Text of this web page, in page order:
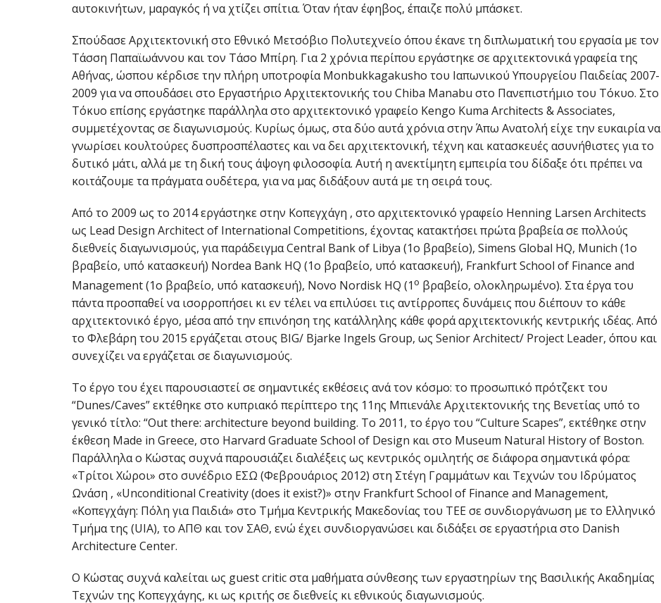
αυτοκινήτων, μαραγκός ή να χτίζει σπίτια. Όταν ήταν έφηβος, έπαιζε πολύ μπάσκετ.
Σπούδασε Αρχιτεκτονική στο Εθνικό Μετσόβιο Πολυτεχνείο όπου έκανε τη διπλωματική του εργασία με τον
Τάσση Παπαϊωάννου και τον Τάσο Μπίρη. Για 2 χρόνια περίπου εργάστηκε σε αρχιτεκτονικά γραφεία της
Αθήνας, ώσπου κέρδισε την πλήρη υποτροφία Μonbukkagakushο του Ιαπωνικού Υπουργείου Παιδείας 2007-
2009 για να σπουδάσει στο Εργαστήριο Αρχιτεκτονικής του Chiba Manabu στο Πανεπιστήμιο του Τόκυο. Στο
Τόκυο επίσης εργάστηκε παράλληλα στο αρχιτεκτονικό γραφείο Kengo Kuma Architects & Associates,
συμμετέχοντας σε διαγωνισμούς. Κυρίως όμως, στα δύο αυτά χρόνια στην Άπω Ανατολή είχε την ευκαιρία να
γνωρίσει κουλτούρες δυσπροσπέλαστες και να δει αρχιτεκτονική, τέχνη και κατασκευές ασυνήθιστες για το
δυτικό μάτι, αλλά με τη δική τους άψογη φιλοσοφία. Αυτή η ανεκτίμητη εμπειρία του δίδαξε ότι πρέπει να
κοιτάζουμε τα πράγματα ουδέτερα, για να μας διδάξουν αυτά με τη σειρά τους.
Από το 2009 ως το 2014 εργάστηκε στην Κοπεγχάγη , στο αρχιτεκτονικό γραφείο Henning Larsen Architects
ως Lead Design Architect of International Competitions, έχοντας κατακτήσει πρώτα βραβεία σε πολλούς
διεθνείς διαγωνισμούς, για παράδειγμα Central Bank of Libya (1ο βραβείο), Simens Global HQ, Munich (1ο
βραβείο, υπό κατασκευή) Nordea Bank HQ (1ο βραβείο, υπό κατασκευή), Frankfurt School of Finance and
Management (1ο βραβείο, υπό κατασκευή), Novo Nordisk HQ (1ο βραβείο, ολοκληρωμένο). Στα έργα του
πάντα προσπαθεί να ισορροπήσει κι εν τέλει να επιλύσει τις αντίρροπες δυνάμεις που διέπουν το κάθε
αρχιτεκτονικό έργο, μέσα από την επινόηση της κατάλληλης κάθε φορά αρχιτεκτονικής κεντρικής ιδέας. Από
το Φλεβάρη του 2015 εργάζεται στους BIG/ Bjarke Ingels Group, ως Senior Architect/ Project Leader, όπου και
συνεχίζει να εργάζεται σε διαγωνισμούς.
Το έργο του έχει παρουσιαστεί σε σημαντικές εκθέσεις ανά τον κόσμο: το προσωπικό πρότζεκτ του
“Dunes/Caves” εκτέθηκε στο κυπριακό περίπτερο της 11ης Μπιενάλε Αρχιτεκτονικής της Βενετίας υπό το
γενικό τίτλο: “Out there: architecture beyond building. Το 2011, το έργο του “Culture Scapes”, εκτέθηκε στην
έκθεση Made in Greece, στο Harvard Graduate School of Design και στο Museum Natural History of Boston.
Παράλληλα ο Κώστας συχνά παρουσιάζει διαλέξεις ως κεντρικός ομιλητής σε διάφορα σημαντικά φόρα:
«Τρίτοι Χώροι» στο συνέδριο ΕΣΩ (Φεβρουάριος 2012) στη Στέγη Γραμμάτων και Τεχνών του Ιδρύματος
Ωνάση , «Unconditional Creativity (does it exist?)» στην Frankfurt School of Finance and Management,
«Κοπεγχάγη: Πόλη για Παιδιά» στο Τμήμα Κεντρικής Μακεδονίας του ΤΕΕ σε συνδιοργάνωση με το Ελληνικό
Τμήμα της (UIA), το ΑΠΘ και τον ΣΑΘ, ενώ έχει συνδιοργανώσει και διδάξει σε εργαστήρια στο Danish
Architecture Center.
Ο Κώστας συχνά καλείται ως guest critic στα μαθήματα σύνθεσης των εργαστηρίων της Βασιλικής Ακαδημίας
Τεχνών της Κοπεγχάγης, κι ως κριτής σε διεθνείς κι εθνικούς διαγωνισμούς.